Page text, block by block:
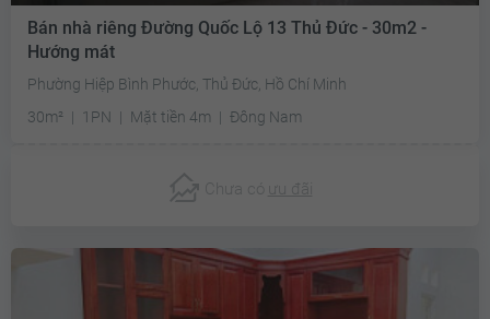
Bán nhà riêng Đường Quốc Lộ 13 Thủ Đức - 30m2 -
Hướng mát
Phường Hiệp Bình Phước, Thủ Đức, Hồ Chí Minh
30m²
1PN Mặt tiền 4m Đông Nam
Chưa có ưu đãi